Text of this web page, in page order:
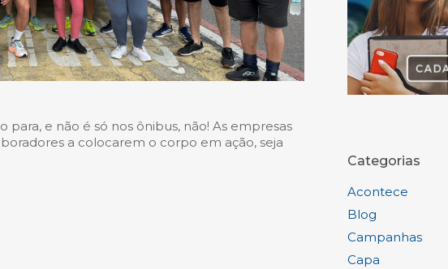
para, e não é só nos ônibus, não! As empresas
a colocarem o corpo em ação, seja
Categorias
Acontece
Blog
Campanhas
Capa